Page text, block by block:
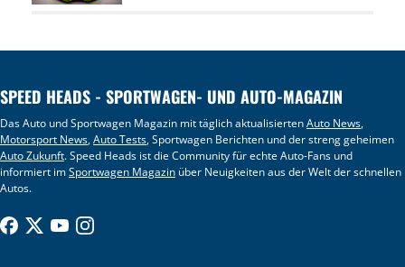
SPEED HEADS - SPORTWAGEN- UND AUTO-MAGAZIN
Das Auto und Sportwagen Magazin mit täglich aktualisiertenAuto News,
Motorsport News,Auto Tests, Sportwagen Berichten und der streng geheimen
Auto Zukunft. Speed Heads ist die Community für echte Auto-Fans und
informiert imSportwagen Magazin über Neuigkeiten aus der Welt der schnellen
Autos.